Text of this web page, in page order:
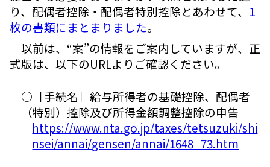
り、配偶者控除・配偶者特別控除とあわせて、 1
枚の書類にまとまりました。
以前は、“案”の情報をご案内していますが、正
式版は、以下のURLよりご確認ください。
○［手続名］給与所得者の基礎控除、配偶者
（特別）控除及び所得金額調整控除の申告
https://www.nta.go.jp/taxes/tetsuzuki/shi
nsei/annai/gensen/annai/1648_73.htm